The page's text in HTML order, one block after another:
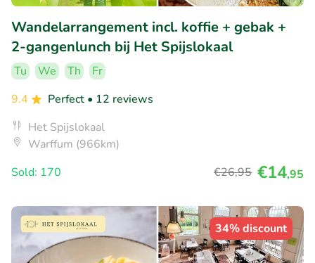
Wandelarrangement incl. koffie + gebak +
2-gangenlunch bij Het Spijslokaal
Tu We Th
Fr
9.4
Perfect • 12 reviews
Het Spijslokaal
Warffum (966km)
Sold: 170
€26,95 €14,95
34% discount